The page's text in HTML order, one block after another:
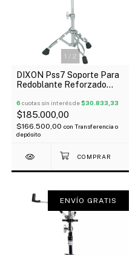
1 / 2
DIXON Pss7 Soporte Para
Redoblante Reforzado
6 cuotas sin interés de$30.833,33
$185.000,00
$166.500,00 con Transferencia o
depósito
ENVÍO GRATIS